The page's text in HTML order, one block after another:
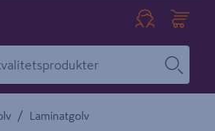
/ Laminatgolv